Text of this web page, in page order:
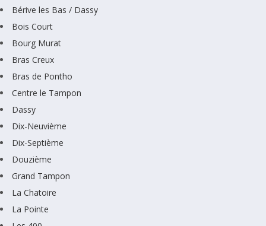
Bérive les Bas / Dassy
Bois Court
Bourg Murat
Bras Creux
Bras de Pontho
Centre le Tampon
Dassy
Dix-Neuvième
Dix-Septième
Douzième
Grand Tampon
La Chatoire
La Pointe